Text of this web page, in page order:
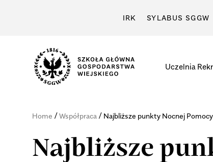
IRK SYLABUS SGGW
Uczelnia
Home /Współpraca/ Najbliższe punkty Nocnej
Najbliższe